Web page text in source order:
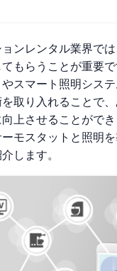
ンレンタル業界で
もらうことが重要
スマート照明シス
取り入れることで
上させることがで
モスタットと照明
します。